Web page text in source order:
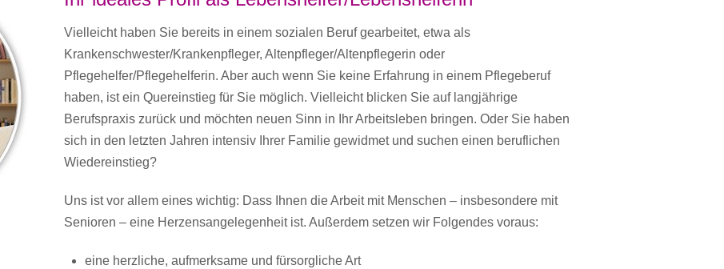
Vielleicht haben Sie bereits in einem sozialen Beruf gearbeitet, etwa als
Krankenschwester/Krankenpfleger, Altenpfleger/Altenpflegerin oder
Pflegehelfer/Pflegehelferin. Aber auch wenn Sie keine Erfahrung in einem Pflegeberuf
haben, ist ein Quereinstieg für Sie möglich. Vielleicht blicken Sie auf langjährige
Berufspraxis zurück und möchten neuen Sinn in Ihr Arbeitsleben bringen. Oder Sie haben
sich in den letzten Jahren intensiv Ihrer Familie gewidmet und suchen einen beruflichen
Wiedereinstieg?
Uns ist vor allem eines wichtig: Dass Ihnen die Arbeit mit Menschen – insbesondere mit
Senioren – eine Herzensangelegenheit ist. Außerdem setzen wir Folgendes voraus:
eine herzliche, aufmerksame und fürsorgliche Art